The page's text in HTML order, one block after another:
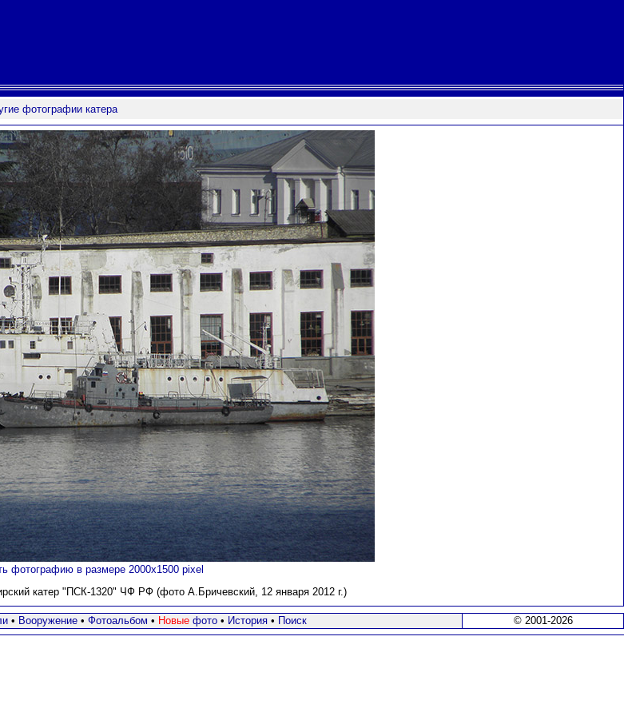
фотографии катера
фотографию в размере 2000х1500 pixel
катер "ПСК-1320" ЧФ РФ (фото А.Бричевский, 12 января 2012 г.)
• Вооружение • Фотоальбом • Новыефото • История• Поиск © 2001-2026